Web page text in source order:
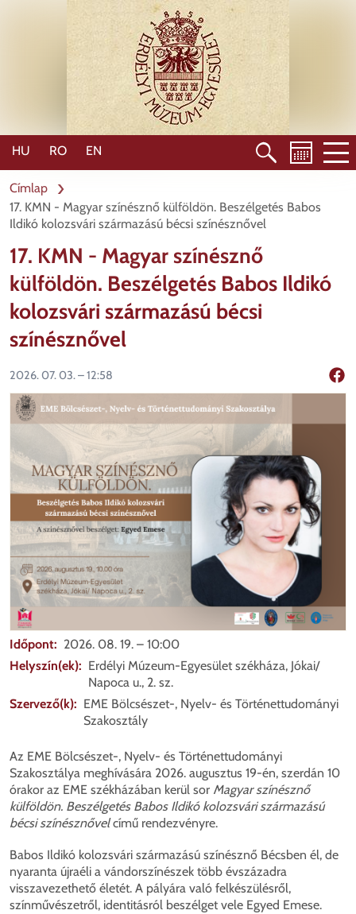
HU RO EN
Címlap
17. KMN - Magyar színésznő külföldön. Beszélgetés Babos
Ildikó kolozsvári származású bécsi színésznővel
17. KMN - Magyar színésznő
külföldön. Beszélgetés Babos Ildikó
kolozsvári származású bécsi
színésznővel
2026. 07. 03. – 12:58
Időpont
2026. 08. 19. – 10:00
Helyszín(ek)
Erdélyi Múzeum-Egyesület székháza, Jókai/
Napoca u., 2. sz.
Szervező(k)
EME Bölcsészet-, Nyelv- és Történettudományi
Szakosztály
Az EME Bölcsészet-, Nyelv- és Történettudományi
Szakosztálya meghívására 2026. augusztus 19-én, szerdán 10
órakor az EME székházában kerül sor Magyar színésznő
külföldön. Beszélgetés Babos Ildikó kolozsvári származású
bécsi színésznővelcímű rendezvényre.
Babos Ildikó kolozsvári származású színésznő Bécsben él, de
nyaranta újraéli a vándorszínészek több évszázadra
visszavezethető életét. A pályára való felkészülésről,
színművészetről, identitásról beszélget vele Egyed Emese.